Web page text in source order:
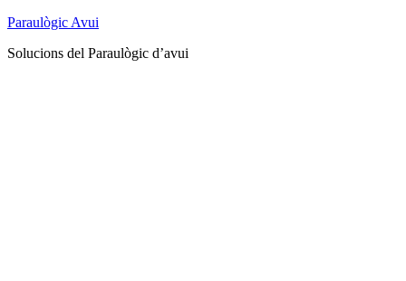
Paraulògic Avui
Solucions del Paraulògic d’avui